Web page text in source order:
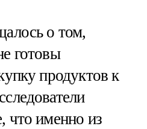
о том,
готовы
продуктов к
что именно из